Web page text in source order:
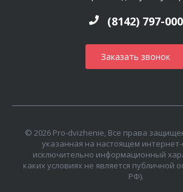
(8142) 797-000
Заказать звонок
© 2026 Pro-dvizhenie, Все права
указанная на настоящем интернет-
исключительно информационный
каких условиях не является публичной
РФ).